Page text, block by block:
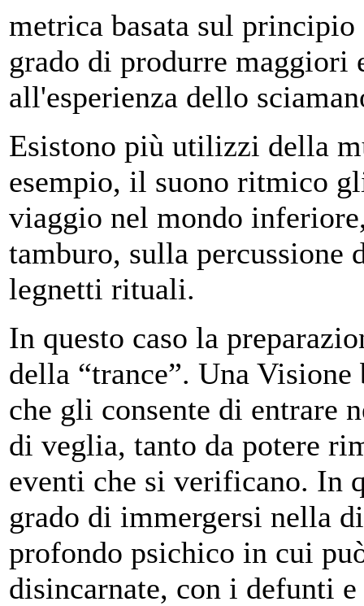
metrica basata sul
grado di produrre
all'esperienza dello
Esistono più utilizzi della
esempio, il suono ritmico
viaggio nel mondo
tamburo, sulla percussione
legnetti rituali.
In questo caso la
della “trance”. Una
che gli consente di entrare
di veglia, tanto da potere
eventi che si verificano. In
grado di immergersi nella
profondo psichico in cui
disincarnate, con i defunti